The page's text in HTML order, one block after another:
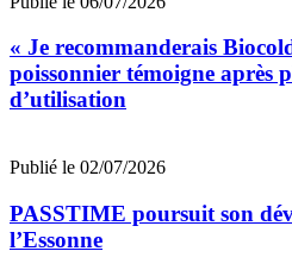
« Je recommanderais
poissonnier témoigne après
d’utilisation
Publié le 02/07/2026
PASSTIME poursuit son
l’Essonne